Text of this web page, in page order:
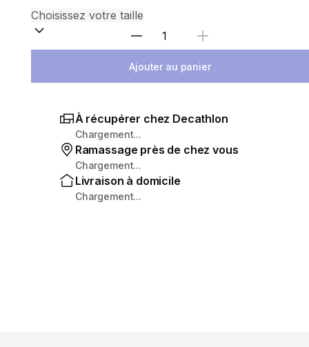
Sélectionnez la quantité
Ajouter au panier
À récupérer chez Decathlon
Chargement...
Ramassage près de chez vous
Chargement...
Livraison à domicile
Chargement...